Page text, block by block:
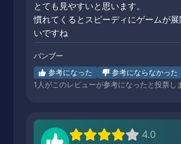
とても見やすいと思います。
慣れてくるとスピーディにゲームが
いですね
バンブー
参考になった
参考にならなかった
1 人がこのレビューが参考になったと投票し
4.0